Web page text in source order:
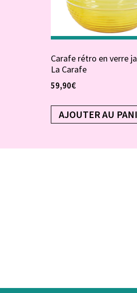
Carafe rétro en verre
La Carafe
59,90€
AJOUTER AU